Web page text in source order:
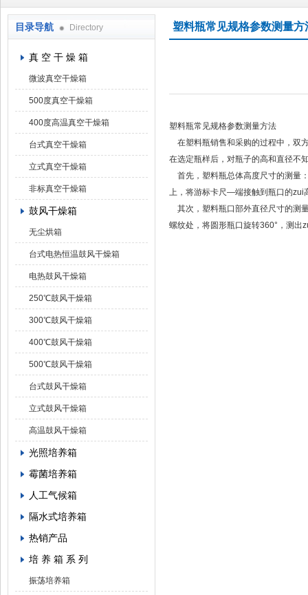
目录导航 Directory
真 空 干 燥 箱
微波真空干燥箱
500度真空干燥箱
400度高温真空干燥箱
台式真空干燥箱
立式真空干燥箱
非标真空干燥箱
鼓风干燥箱
无尘烘箱
台式电热恒温鼓风干燥箱
电热鼓风干燥箱
250℃鼓风干燥箱
300℃鼓风干燥箱
400℃鼓风干燥箱
500℃鼓风干燥箱
台式鼓风干燥箱
立式鼓风干燥箱
高温鼓风干燥箱
光照培养箱
霉菌培养箱
人工气候箱
隔水式培养箱
热销产品
培 养 箱 系 列
振荡培养箱
塑料瓶常见规格参数测量方
塑料瓶常见规格参数测量方法
在塑料瓶销售和采购的过程中，双
在选定瓶样后，对瓶子的高和直径不
首先，塑料瓶总体高度尺寸的测量
上，将游标卡尺—端接触到瓶口的zui
其次，塑料瓶口部外直径尺寸的测
螺纹处，将圆形瓶口旋转360°，测出